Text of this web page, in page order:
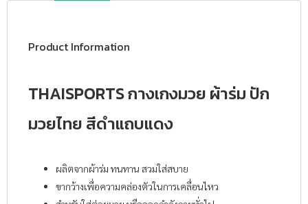
Product Information
THAISPORTS กางเกงมวย ผ้าร่ม ปัก
มวยไทย สีดำแถบแดง
ผลิตจากผ้าร่ม ทนทาน สวมใส่สบาย
ขากว้างเพื่อความคล่องตัวในการเคลื่อนไหว